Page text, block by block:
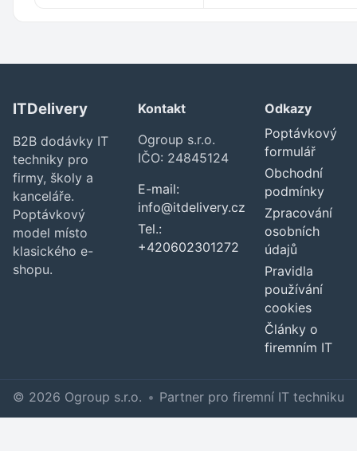
ITDelivery
B2B dodávky IT
techniky pro
firmy, školy a
kanceláře.
Poptávkový
model místo
klasického e-
shopu.
Kontakt
Ogroup s.r.o.
IČO: 24845124
E-mail:
info@itdelivery.cz
Tel.:
+420602301272
Odkazy
Poptávkový
formulář
Obchodní
podmínky
Zpracování
osobních
údajů
Pravidla
používání
cookies
Články o
firemním IT
© 2026 Ogroup s.r.o. • Partner pro firemní IT techniku